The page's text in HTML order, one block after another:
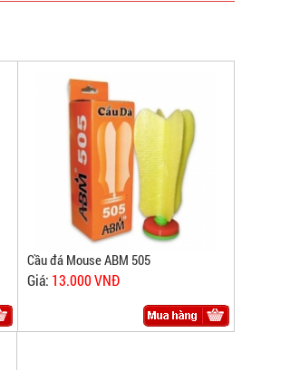
Cầu đá Mouse ABM 505
Giá: 13.000 VNĐ